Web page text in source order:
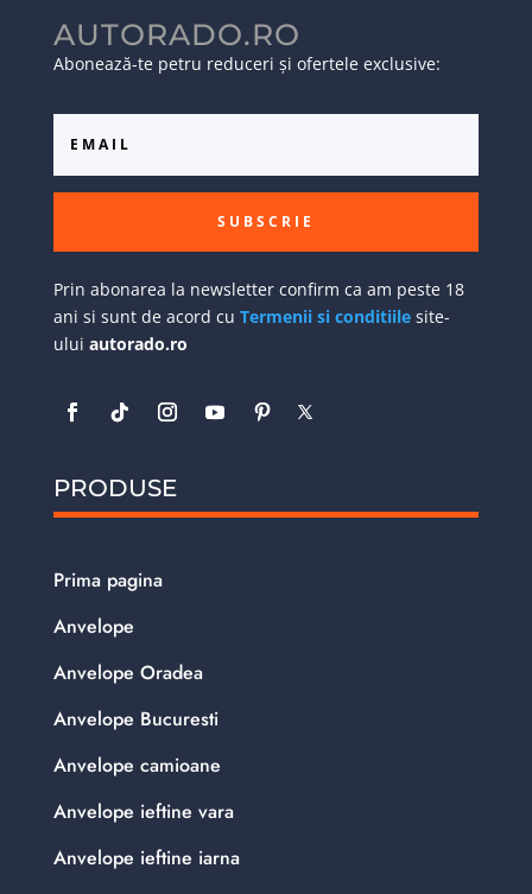
AUTORADO.RO
Abonează-te petru reduceri și ofertele exclusive:
SUBSCRIE
Prin abonarea la newsletter confirm ca am peste 18
ani si sunt de acord cu Termenii si conditiilesite-
ului autorado.ro
PRODUSE
Prima pagina
Anvelope
Anvelope Oradea
Anvelope Bucuresti
Anvelope camioane
Anvelope ieftine vara
Anvelope ieftine iarna